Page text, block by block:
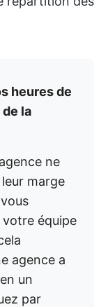
heures de
la
ne
marge
équipe
agence a
un
par